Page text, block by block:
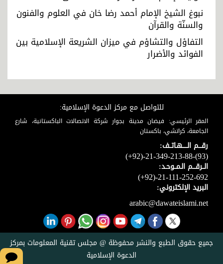
نبوغ الشيخ الإمام أحمد رضا خان في العلوم والفنون
والسنّة والقرآن
التفاؤل والتشاؤم في ميزان الشريعة الإسلامية بين
الفوائد والأضرار
للتواصل مع مركز الدعوة الإسلامية:
المقر الرئيسي: فيضان مدينة بجوار شركة الاتصالات الباكستانية، شارع
الجامعة، كراتشي، باكستان
رقـــم الـــــهـاتــف:
(+92)-21-349-213-88-(93)
الــرقـــم الـمــوحـد:
(+92)-21-111-252-692
البريد الإلكتروني:
arabic@dawateislami.net
جميع حقوق الطبع والنشر محفوظة @ مجلس تقنية المعلومات بمركز
الدعوة الإسلامية